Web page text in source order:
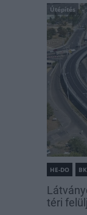
Útépítés
HE-DO
téri